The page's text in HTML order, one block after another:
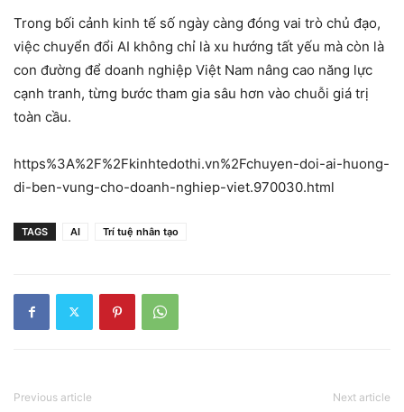
Trong bối cảnh kinh tế số ngày càng đóng vai trò chủ đạo,
việc chuyển đổi AI không chỉ là xu hướng tất yếu mà còn là
con đường để doanh nghiệp Việt Nam nâng cao năng lực
cạnh tranh, từng bước tham gia sâu hơn vào chuỗi giá trị
toàn cầu.
https%3A%2F%2Fkinhtedothi.vn%2Fchuyen-doi-ai-huong-
di-ben-vung-cho-doanh-nghiep-viet.970030.html
TAGS AI Trí tuệ nhân tạo
Previous article Next article